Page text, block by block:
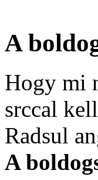
A
Hogy mi
srccal
Radsul
A